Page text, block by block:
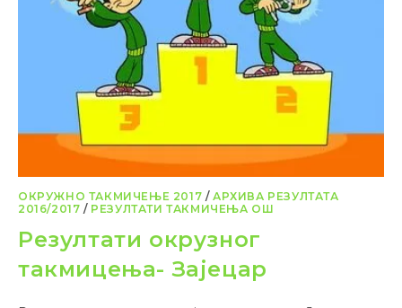
ОКРУЖНО ТАКМИЧЕЊЕ 2017 /АРХИВА РЕЗУЛТАТА
2016/2017 / РЕЗУЛТАТИ ТАКМИЧЕЊА ОШ
Резултати окрузног
такмицења- Зајецар